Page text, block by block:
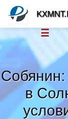
Собянин:
в
☰
Новости
Тренды
Рубрики»